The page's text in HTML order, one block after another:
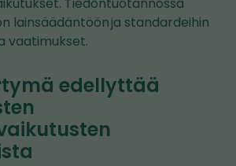
lainsäädäntöön ja standardeihin
vaatimukset.
edellyttää